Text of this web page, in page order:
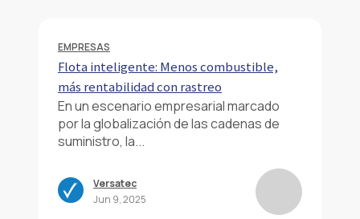
EMPRESAS
Flota inteligente: Menos combustible,
más rentabilidad con rastreo
En un escenario empresarial marcado
por la globalización de las cadenas de
suministro, la...
Versatec
Jun 9, 2025